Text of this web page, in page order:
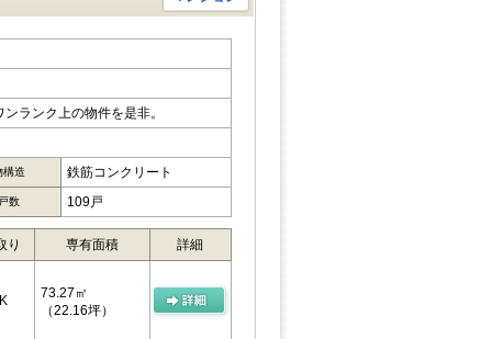
ランク上の物件を是非。
構造 鉄筋コンクリート
数 109戸
り 専有面積 詳細
73.27㎡
（22.16坪）